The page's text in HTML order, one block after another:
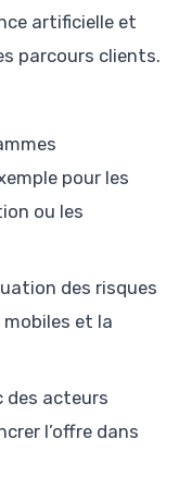
artificielle et
parcours clients.
pour les
ou les
des risques
et la
des acteurs
l’offre dans